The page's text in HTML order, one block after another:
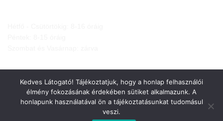
Kedves Látogató! Tájékoztatjuk, hogy a honlap felhasználói
élmény fokozásának érdekében sütiket alkalmazunk. A
honlapunk használatával ön a tájékoztatásunkat tudomásul
veszi.